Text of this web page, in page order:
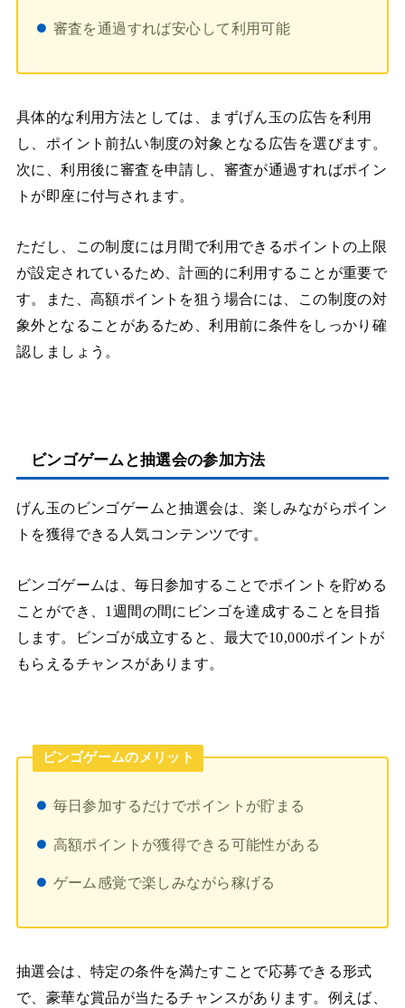
審査を通過すれば安心して利用可能
具体的な利用方法としては、まずげん玉の広告を利用
し、ポイント前払い制度の対象となる広告を選びます。
次に、利用後に審査を申請し、審査が通過すればポイン
トが即座に付与されます。
ただし、この制度には月間で利用できるポイントの上限
が設定されているため、計画的に利用することが重要で
す。また、高額ポイントを狙う場合には、この制度の対
象外となることがあるため、利用前に条件をしっかり確
認しましょう。
ビンゴゲームと抽選会の参加方法
げん玉のビンゴゲームと抽選会は、楽しみながらポイン
トを獲得できる人気コンテンツです。
ビンゴゲームは、毎日参加することでポイントを貯める
ことができ、1週間の間にビンゴを達成することを目指
します。ビンゴが成立すると、最大で10,000ポイントが
もらえるチャンスがあります。
ビンゴゲームのメリット
毎日参加するだけでポイントが貯まる
高額ポイントが獲得できる可能性がある
ゲーム感覚で楽しみながら稼げる
抽選会は、特定の条件を満たすことで応募できる形式
で、豪華な賞品が当たるチャンスがあります。例えば、